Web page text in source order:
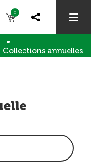
0
Collections annuelles